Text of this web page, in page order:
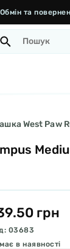
Обмін та
West Paw
грн
03683
в наявності